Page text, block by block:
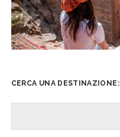
CERCA UNA DESTINAZIONE: